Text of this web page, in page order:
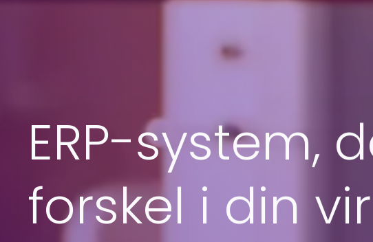
ERP-system,
forskel i din